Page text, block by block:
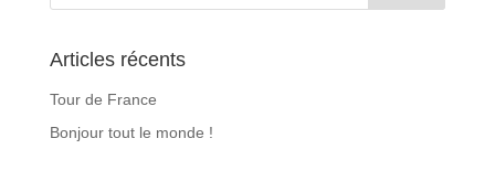
Articles récents
Tour de France
Bonjour tout le monde !